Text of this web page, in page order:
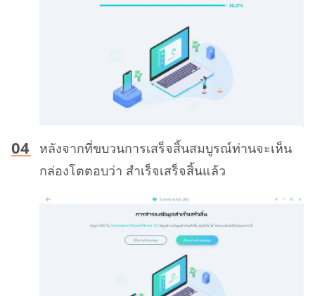
หลังจากที่ขบวนการเสร็จสิ้นสมบูรณ์ท่านจะเห็น
กล่องโตตอบว่า สำเร็จเสร็จสิ้นแล้ว